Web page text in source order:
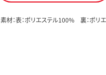
素材：表：ポリエステル100% 裏：ポリエ